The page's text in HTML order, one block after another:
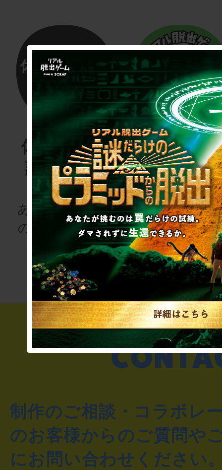
体験する物
語project
あなたも、物語
の登場人物にな
りませんか
リアル脱
ゲーム
for
次の授業は“謎
き”!?
制作のご相談・コラボレ
のお客様からのご質問や
にお問い合わせください